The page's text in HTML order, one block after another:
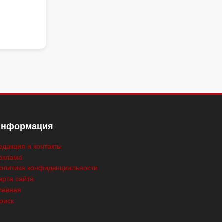
и контакты
конфиденциальности
сайта